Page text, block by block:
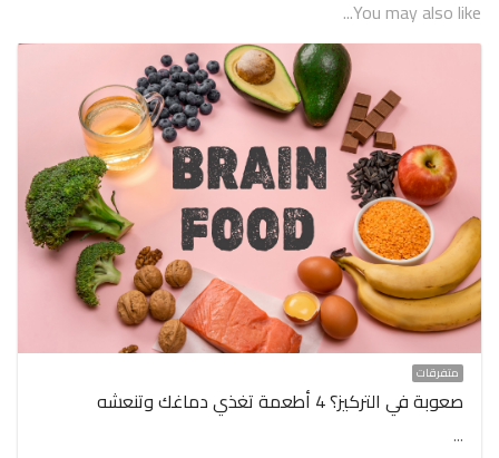
You may also like...
متفرقات
صعوبة في التركيز؟ 4 أطعمة تغذي دماغك وتنعشه
…